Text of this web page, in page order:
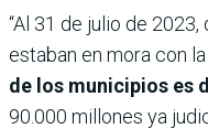
“Al 31 de julio de
estaban en mora con
de los municipios es
90.000 millones ya